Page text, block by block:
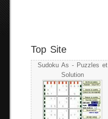
Top Site
Sudoku As - Puzzles et
Solution